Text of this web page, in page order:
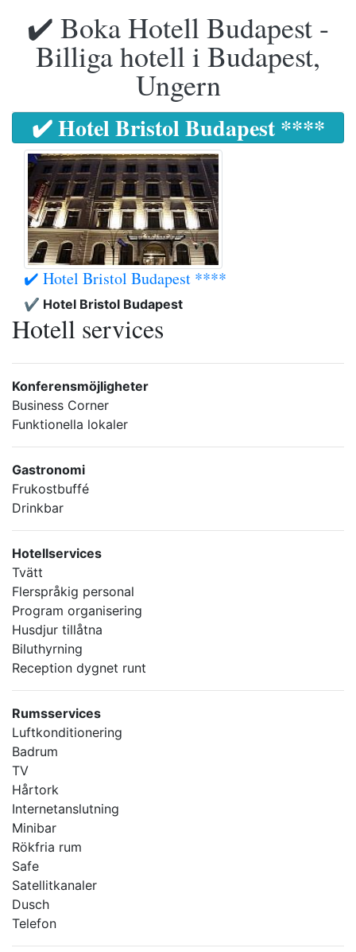
✔️ Boka Hotell Budapest -
Billiga hotell i Budapest,
Ungern
✔️ Hotel Bristol Budapest ****
✔️ Hotel Bristol Budapest ****
✔️ Hotel Bristol Budapest
Hotell services
Konferensmöjligheter
Business Corner
Funktionella lokaler
Gastronomi
Frukostbuffé
Drinkbar
Hotellservices
Tvätt
Flerspråkig personal
Program organisering
Husdjur tillåtna
Biluthyrning
Reception dygnet runt
Rumsservices
Luftkonditionering
Badrum
TV
Hårtork
Internetanslutning
Minibar
Rökfria rum
Safe
Satellitkanaler
Dusch
Telefon